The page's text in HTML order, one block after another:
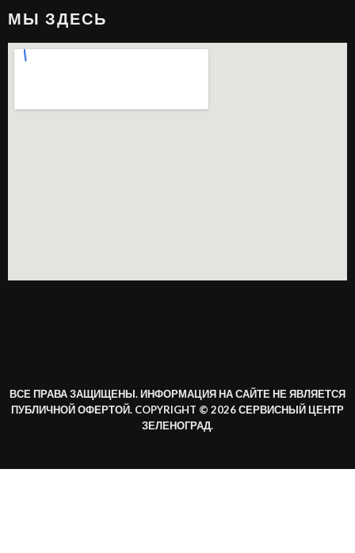
МЫ ЗДЕСЬ
ВСЕ ПРАВА ЗАЩИЩЕНЫ. ИНФОРМАЦИЯ НА САЙТЕ НЕ ЯВЛЯЕТСЯ
ПУБЛИЧНОЙ ОФЕРТОЙ. COPYRIGHT © 2026 СЕРВИСНЫЙ ЦЕНТР
ЗЕЛЕНОГРАД.